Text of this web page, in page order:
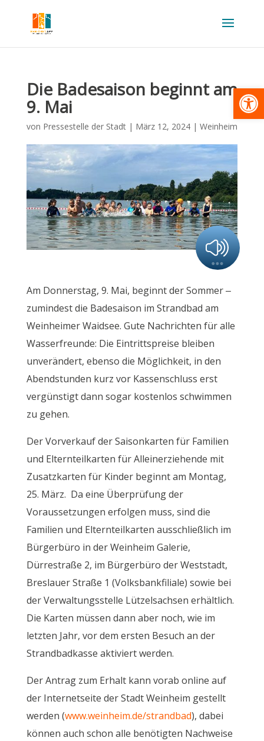
Die Badesaison beginnt am
9. Mai
von Pressestelle der Stadt| März 12, 2024| Weinheim
Am Donnerstag, 9. Mai, beginnt der Sommer –
zumindest die Badesaison im Strandbad am
Weinheimer Waidsee. Gute Nachrichten für alle
Wasserfreunde: Die Eintrittspreise bleiben
unverändert, ebenso die Möglichkeit, in den
Abendstunden kurz vor Kassenschluss erst
vergünstigt dann sogar kostenlos schwimmen
zu gehen.
Der Vorverkauf der Saisonkarten für Familien
und Elternteilkarten für Alleinerziehende mit
Zusatzkarten für Kinder beginnt am Montag,
25. März. Da eine Überprüfung der
Voraussetzungen erfolgen muss, sind die
Familien und Elternteilkarten ausschließlich im
Bürgerbüro in der Weinheim Galerie,
Dürrestraße 2, im Bürgerbüro der Weststadt,
Breslauer Straße 1 (Volksbankfiliale) sowie bei
der Verwaltungsstelle Lützelsachsen erhältlich.
Die Karten müssen dann aber noch, wie im
letzten Jahr, vor dem ersten Besuch an der
Strandbadkasse aktiviert werden.
Der Antrag zum Erhalt kann vorab online auf
der Internetseite der Stadt Weinheim gestellt
werden (www.weinheim.de/strandbad), dabei
können auch schon alle benötigten Nachweise